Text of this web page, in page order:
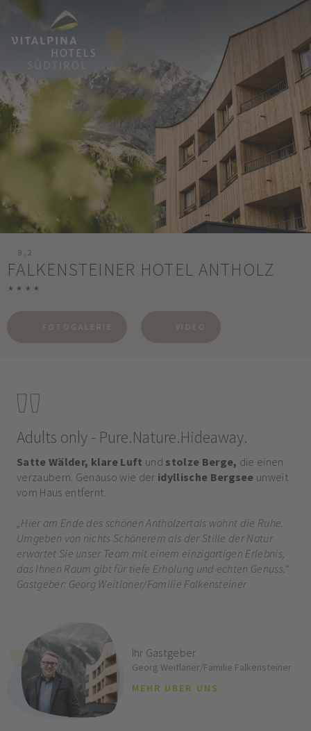
9,2
FALKENSTEINER HOTEL ANTHOLZ
****
FOTOGALERIE VIDEO
Adults only - Pure.Nature.Hideaway.
Satte Wälder, klare Luft und stolze Berge, die einen
verzaubern. Genauso wie der idyllische Bergsee unweit
vom Haus entfernt.
„Hier am Ende des schönen Antholzertals wohnt die Ruhe.
Umgeben von nichts Schönerem als der Stille der Natur
erwartet Sie unser Team mit einem einzigartigen Erlebnis,
das Ihnen Raum gibt für tiefe Erholung und echten Genuss.“
Gastgeber: Georg Weitlaner/Familie Falkensteiner
Ihr Gastgeber
Georg Weitlaner/Familie Falkensteiner
MEHR ÜBER UNS